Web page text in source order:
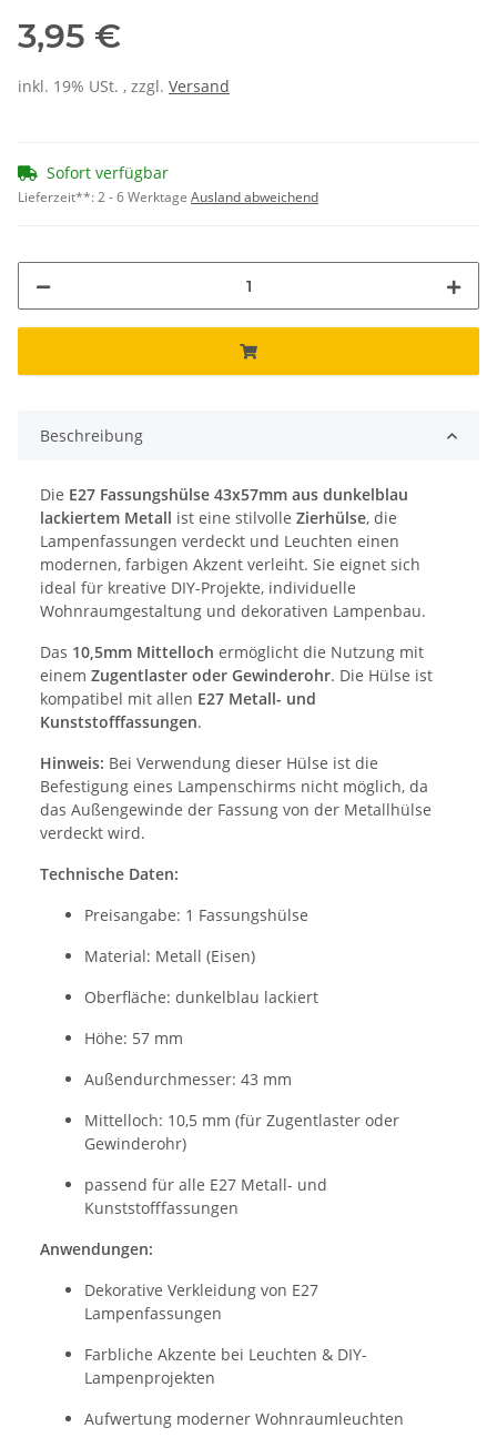
3,95 €
inkl. 19% USt. , zzgl. Versand
Sofort verfügbar
Lieferzeit**:2 - 6 Werktage Ausland abweichend
Beschreibung
Die E27 Fassungshülse 43x57mm aus dunkelblau
lackiertem Metall ist eine stilvolle Zierhülse, die
Lampenfassungen verdeckt und Leuchten einen
modernen, farbigen Akzent verleiht. Sie eignet sich
ideal für kreative DIY-Projekte, individuelle
Wohnraumgestaltung und dekorativen Lampenbau.
Das 10,5mm Mittelloch ermöglicht die Nutzung mit
einem Zugentlaster oder Gewinderohr. Die Hülse ist
kompatibel mit allen E27 Metall- und
Kunststofffassungen.
Hinweis: Bei Verwendung dieser Hülse ist die
Befestigung eines Lampenschirms nicht möglich, da
das Außengewinde der Fassung von der Metallhülse
verdeckt wird.
Technische Daten:
Preisangabe: 1 Fassungshülse
Material: Metall (Eisen)
Oberfläche: dunkelblau lackiert
Höhe: 57 mm
Außendurchmesser: 43 mm
Mittelloch: 10,5 mm (für Zugentlaster oder
Gewinderohr)
passend für alle E27 Metall- und
Kunststofffassungen
Anwendungen:
Dekorative Verkleidung von E27
Lampenfassungen
Farbliche Akzente bei Leuchten & DIY-
Lampenprojekten
Aufwertung moderner Wohnraumleuchten